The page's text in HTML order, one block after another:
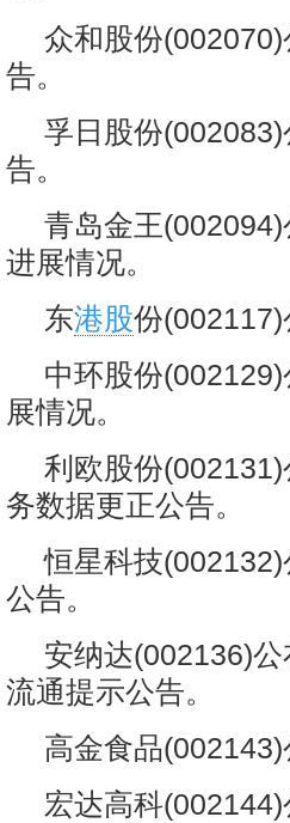
众和股份
告。
孚日股份
告。
青岛金王
进展情况。
东港股份
中环股份
展情况。
利欧股份
务数据更正公告。
恒星科技
公告。
安纳达(002136)
流通提示公告。
高金食品
宏达高科